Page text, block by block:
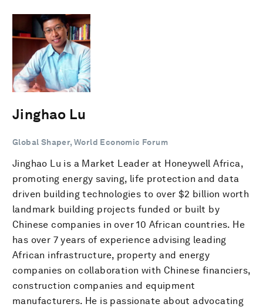
Jinghao Lu
Global Shaper, World Economic Forum
Jinghao Lu is a Market Leader at Honeywell Africa,
promoting energy saving, life protection and data
driven building technologies to over $2 billion worth
landmark building projects funded or built by
Chinese companies in over 10 African countries. He
has over 7 years of experience advising leading
African infrastructure, property and energy
companies on collaboration with Chinese financiers,
construction companies and equipment
manufacturers. He is passionate about advocating